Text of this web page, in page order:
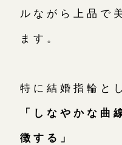
ルながら上品で
ます。
特に結婚指輪と
「しなやかな曲
徴する」